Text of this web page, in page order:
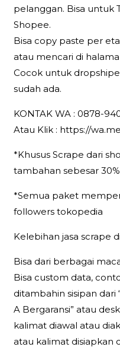
pelanggan. Bisa untuk
Shopee.
Bisa copy paste per
atau mencari di
Cocok untuk
sudah ada.
KONTAK WA : 0878-
Atau Klik : https://
*Khusus Scrape dari
tambahan sebesar
*Semua paket
followers tokopedia
Kelebihan jasa scrape
Bisa dari berbagai
Bisa custom data,
ditambahin sisipan dari
A Bergaransi” atau
kalimat diawal atau
atau kalimat disiapkan